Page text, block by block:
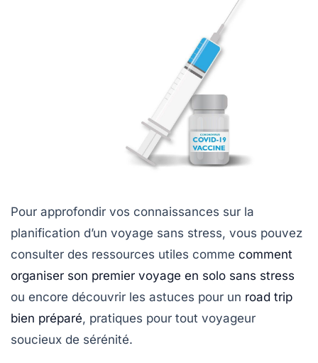
Pour approfondir vos connaissances sur la
planification d’un voyage sans stress, vous pouvez
consulter des ressources utiles comme comment
organiser son premier voyage en solo sans stress
ou encore découvrir les astuces pour un road trip
bien préparé, pratiques pour tout voyageur
soucieux de sérénité.